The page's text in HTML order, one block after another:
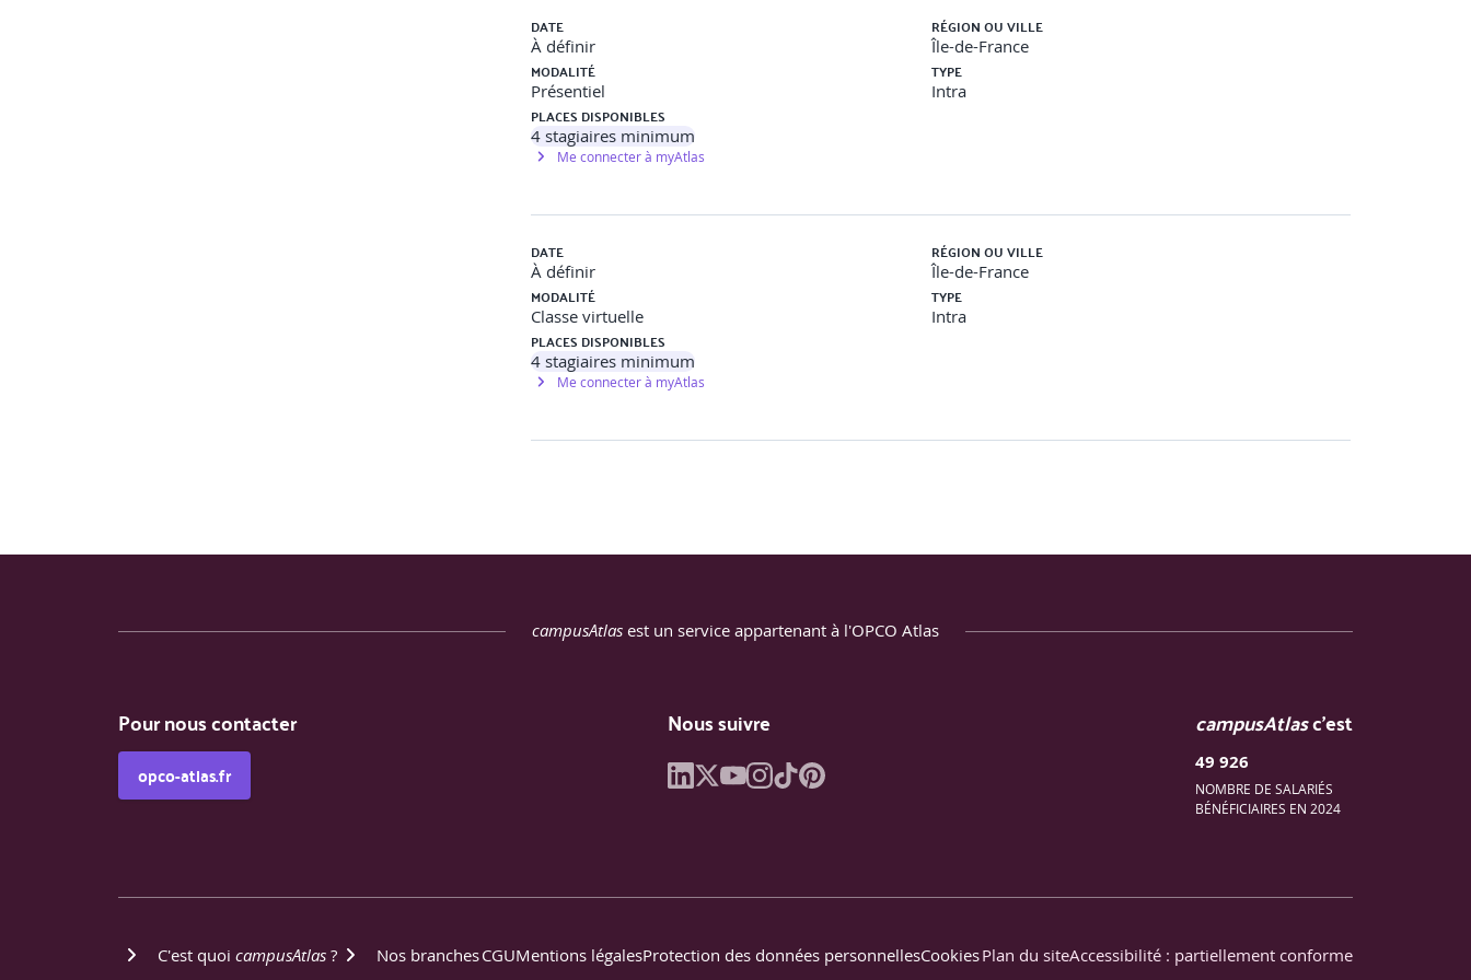
Applications : contrôle de simulations numériques, voiture automatique, robotique.
Fonctionnement fondamental d’un CNN : couche convolutionnelle, utilisation d’un kernel, padding & stride, génération de feature maps, couches de type
Présentation des différentes architectures CNN ayant porté l’état de l’art en classification d’images : LeNet, VGG Networks, Network in Network, Inception,
Resnet. Présentation des innovations apportées par chaque architecture et leurs
applications plus globales (Convolution 1×1 ou connexions résiduelles).
Application à un cas de figure de classification usuel (texte ou image).
U Networks pour la génération ou la segmentation multi-classes.
Fonctionnement fondamental des réseaux de neurones récursifs : hidden activation, back propagation through time, unfolded version.
Types d’architectures classiques : Prédiction d’une série temporelle, classification…
7. MODÈLES D’ATTENTIONS, CNN VS RNN
DATE
À définir
RÉGION OU VILLE
Île-de-France
MODALITÉ
Présentiel
TYPE
Intra
PLACES DISPONIBLES
4stagiaires minimum
Me connecter à myAtlas
DATE
À définir
RÉGION OU VILLE
Île-de-France
MODALITÉ
Classe virtuelle
TYPE
Intra
PLACES DISPONIBLES
4stagiaires minimum
Me connecter à myAtlas
campusAtlas est un service appartenant à l'OPCO Atlas
Pour nous contacter
opco-atlas.fr
Nous suivre campusAtlasc'est
49 926
NOMBRE DE SALARIÉS
BÉNÉFICIAIRES EN 2024
C'est quoi campusAtlas ? Nos branchesCGUMentions légalesProtection des données personnellesCookiesPlan du siteAccessibilité : partiellement conforme